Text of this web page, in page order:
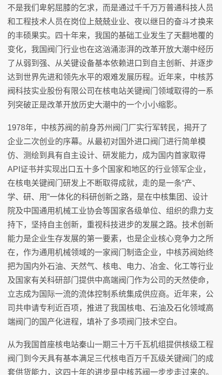
不是我们卑躬屈膝的乞求，而是通过千千万万普通科技人员
和工程技术人员在岗位上兢兢业业、夜以继日的奋斗才换来
的丰硕果实。四十年来，我国的基础工业发生了天翻地覆的
变化，我国阀门行业也在这汹涌澎湃的改革开放大潮中经历
了从弱到强、从关键设备基本依赖进口到自主创新、并逐步
达到世界先进和领先水平的艰难发展历程。近年来，中核苏
阀科技实业股份有限公司在核电站关键阀门领域取得的一系
列突破正是改革开放历史大潮中的一个小小缩影。
1978年，中核苏阀的前身苏州阀门厂实行军转民，揭开了
企业二次创业的序幕。从最初对国外进口阀门进行简单模
仿、测绘到具有自主设计、研发能力，成为国内首家取得
API证书并实现出口五十多个国家和地区的行业领军企业，
在核电关键阀门研发上不断取得成就，走的是一条“产、
学、研、用”一体化的科研创新之路，是在中核集团、设计
院及中国通用机械工业协会等国家各级单位、组织的鼎力支
持下，坚持自主创新，重视科技进步的发展之路。技术创新
能力是企业生存发展的第一要素，也是企业核心竞争力之所
在，作为通用机械领域的一家阀门制造企业，中核苏阀始终
把为国内外石油、天然气、核电、电力、冶金、化工等行业
及国家有关科研部门提供中高端阀门作为公司的天然使命，
立志成为国际一流的流体控制系统集成供应商。近年来，公
司共申请专利近百项，推进了我国核电、石油及石化领域高
端阀门的国产化进程，填补了多项阀门技术空白。
从为我国首座核电站秦山一期三十万千瓦机组提供核级工程
阀门到今天具有基本满足三代核电百万千瓦级关键阀门的成
套供货能力，这四十年的进步是中核苏阀一步步走过来的。